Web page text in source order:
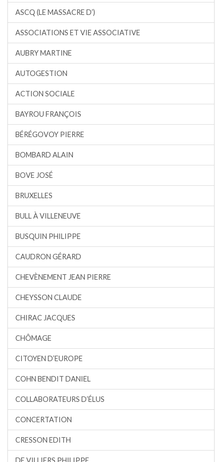
ASCQ (LE MASSACRE D’)
ASSOCIATIONS ET VIE ASSOCIATIVE
AUBRY MARTINE
AUTOGESTION
ACTION SOCIALE
BAYROU FRANÇOIS
BÉRÉGOVOY PIERRE
BOMBARD ALAIN
BOVE JOSÉ
BRUXELLES
BULL À VILLENEUVE
BUSQUIN PHILIPPE
CAUDRON GÉRARD
CHEVÈNEMENT JEAN PIERRE
CHEYSSON CLAUDE
CHIRAC JACQUES
CHÔMAGE
CITOYEN D’EUROPE
COHN BENDIT DANIEL
COLLABORATEURS D’ÉLUS
CONCERTATION
CRESSON EDITH